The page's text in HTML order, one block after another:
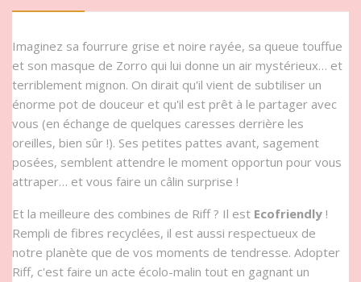
Imaginez sa fourrure grise et noire rayée, sa queue touffue
et son masque de Zorro qui lui donne un air mystérieux… et
terriblement mignon. On dirait qu'il vient de subtiliser un
énorme pot de douceur et qu'il est prêt à le partager avec
vous (en échange de quelques caresses derrière les
oreilles, bien sûr !). Ses petites pattes avant, sagement
posées, semblent attendre le moment opportun pour vous
attraper… et vous faire un câlin surprise !
Et la meilleure des combines de Riff ? Il est Ecofriendly !
Rempli de fibres recyclées, il est aussi respectueux de
notre planète que de vos moments de tendresse. Adopter
Riff, c'est faire un acte écolo-malin tout en gagnant un